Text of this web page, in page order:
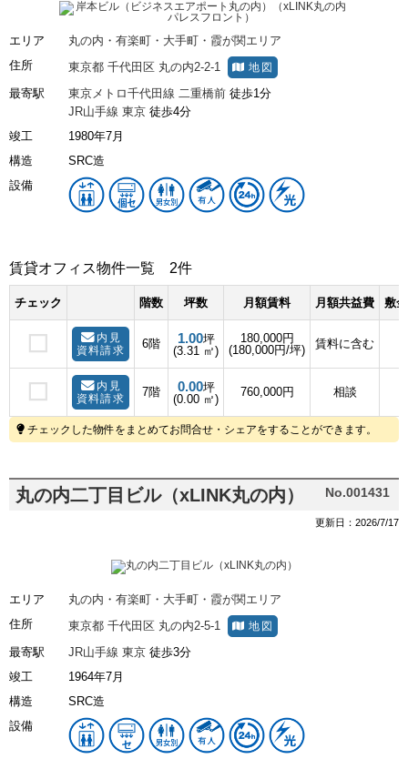
エリア
丸の内・有楽町・大手町・霞が関エリア
住所
東京都 千代田区 丸の内2-2-1 地図
最寄駅 東京メトロ千代田線 二重橋前 徒歩1分
JR山手線 東京 徒歩4分
竣工
1980年7月
構造
SRC造
設備
賃貸オフィス物件一覧 2件
チェック 階数 坪数 月額賃料 月額共益費 敷
内見
資料請求
6階 1.00坪
(3.31 ㎡)
180,000円
(180,000円/坪)
賃料に含む
内見
資料請求
7階 0.00坪
(0.00 ㎡)
760,000円 相談
チェックした物件をまとめてお問合せ・シェアをすることができます。
丸の内二丁目ビル（xLINK丸の内） No.001431
更新日：2026/7/17
エリア
丸の内・有楽町・大手町・霞が関エリア
住所
東京都 千代田区 丸の内2-5-1 地図
最寄駅 JR山手線 東京 徒歩3分
竣工
1964年7月
構造
SRC造
設備